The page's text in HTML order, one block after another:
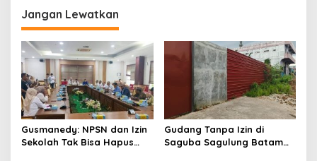
g
a
s
i
p
o
s
Jangan Lewatkan
Gusmanedy: NPSN dan Izin
Sekolah Tak Bisa Hapus
Gudang Tanpa Izin di
Saguba Sagulung Batam